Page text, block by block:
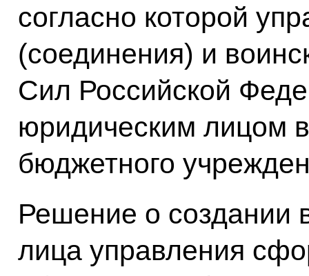
согласно которой
(соединения) и
Сил Российской
юридическим лицом
бюджетного
Решение о создании
лица управления